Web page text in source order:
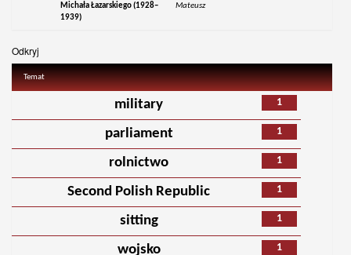
Michała Łazarskiego (1928–
1939)
Mateusz
Odkryj
Temat
1
military
1
parliament
1
rolnictwo
1
Second Polish Republic
1
sitting
1
wojsko